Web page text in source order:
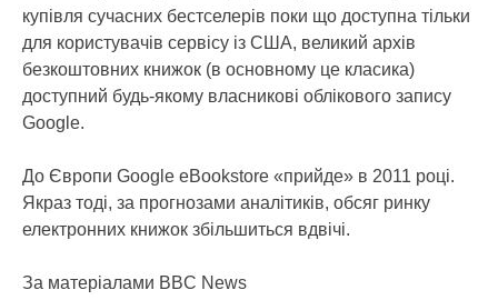
купівля сучасних бестселерів поки що доступна тільки
для користувачів сервісу із США, великий архів
безкоштовних книжок (в основному це класика)
доступний будь-якому власникові облікового запису
Google.
До Європи Google eBookstore «прийде» в 2011 році.
Якраз тоді, за прогнозами аналітиків, обсяг ринку
електронних книжок збільшиться вдвічі.
За матеріалами BBC News